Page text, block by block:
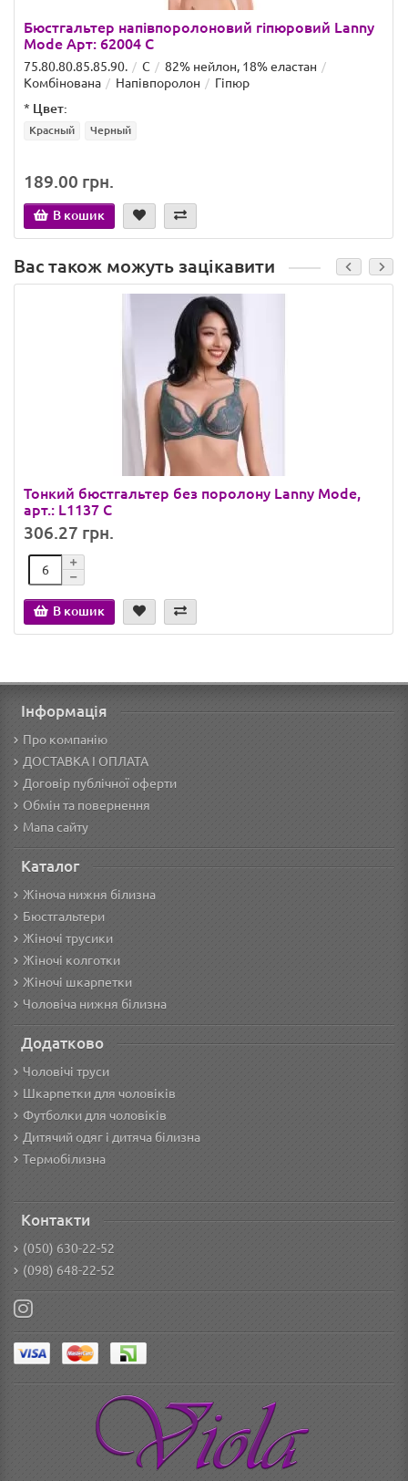
Бюстгальтер напівпоролоновий гіпюровий Lanny
Mode Арт: 62004 C
75.80.80.85.85.90. C
82% нейлон, 18% еластан
Комбінована
Напівпоролон
Гіпюр
* Цвет:
Красный Черный
189.00 грн.
В кошик
Вас також можуть зацікавити
Тонкий бюстгальтер без поролону Lanny Mode,
арт.: L1137 C
306.27 грн.
В кошик
Інформація
Про компанію
ДОСТАВКА І ОПЛАТА
Договір публічної оферти
Обмін та повернення
Мапа сайту
Каталог
Жіноча нижня білизна
Бюстгальтери
Жіночі трусики
Жіночі колготки
Жіночі шкарпетки
Чоловіча нижня білизна
Додатково
Чоловічі труси
Шкарпетки для чоловіків
Футболки для чоловіків
Дитячий одяг і дитяча білизна
Термобілизна
Контакти
(050) 630-22-52
(098) 648-22-52